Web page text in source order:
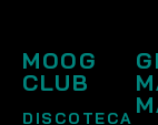
MOOG
CLUB
DISCOTECA